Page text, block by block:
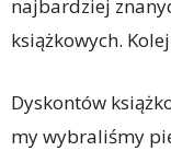
najbardziej
książkowych.
Dyskontów
my wybraliśmy